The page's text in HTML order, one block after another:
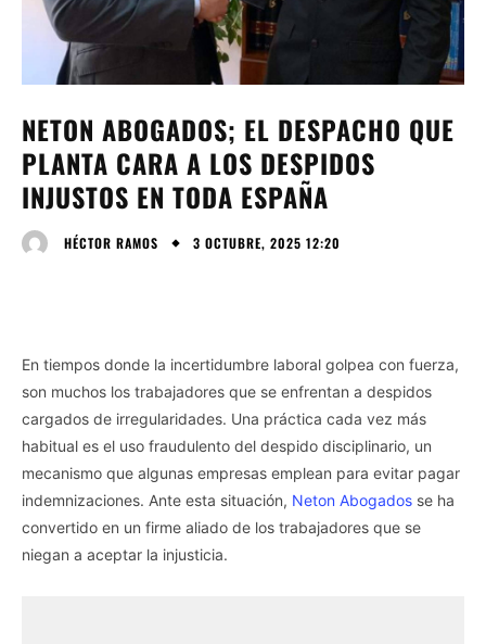
NETON ABOGADOS; EL DESPACHO QUE
PLANTA CARA A LOS DESPIDOS
INJUSTOS EN TODA ESPAÑA
HÉCTOR RAMOS 3 OCTUBRE, 2025 12:20
En tiempos donde la incertidumbre laboral golpea con fuerza,
son muchos los trabajadores que se enfrentan a despidos
cargados de irregularidades. Una práctica cada vez más
habitual es el uso fraudulento del despido disciplinario, un
mecanismo que algunas empresas emplean para evitar pagar
indemnizaciones. Ante esta situación, Neton Abogados se ha
convertido en un firme aliado de los trabajadores que se
niegan a aceptar la injusticia.